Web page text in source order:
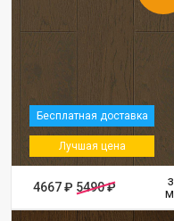
Бесплатная доставка
Лучшая цена
4667 ₽ 5490 ₽